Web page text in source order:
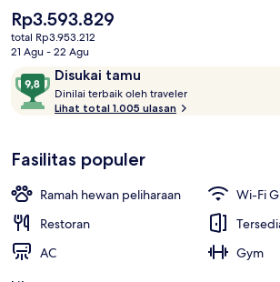
wisatawan menyukainya karena sangat dekat
umum: hanya beberapa langkah dari Stasiun
Stasiun Marutamachi hanya 9 menit.
Harga
saat
ini
Rp3.593.829
total Rp3.953.212
21 Agu - 22 Agu
Ulasan Disukai tamu
9,8
dari
10,
tamu
Dinilai terbaik oleh traveler
Lihat total 1.005 ulasan
Fasilitas populer
Ramah hewan peliharaan
Wi-Fi
Restoran
AC
Gym